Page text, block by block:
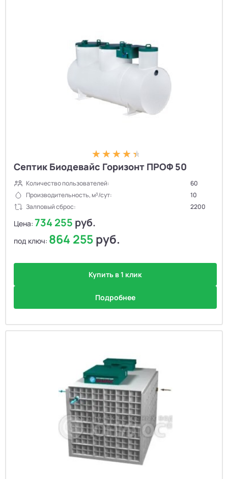
Септик Биодевайс Горизонт ПРОФ 50
Количество пользователей:
60
Производительность, м³/сут:
10
Залповый сброс:
2200
Цена: 734 255 руб.
под ключ: 864 255руб.
Купить в 1 клик
Подробнее